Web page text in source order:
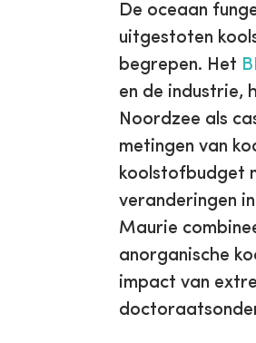
De oceaan
uitgestoten
begrepen. Het
en de industrie,
Noordzee als
metingen van
koolstofbudget
veranderingen
Maurie
anorganische
impact van